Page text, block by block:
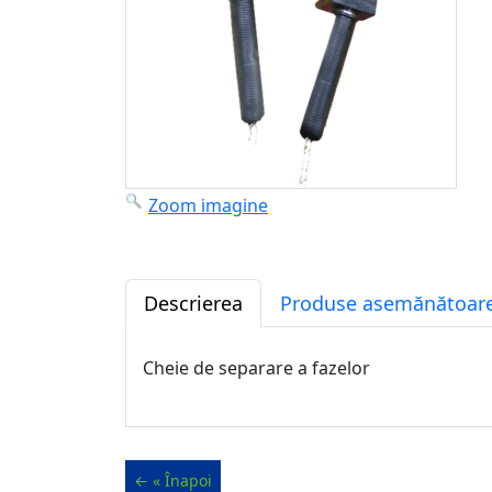
Zoom imagine
Descrierea Produse
Cheie de separare a fazelor